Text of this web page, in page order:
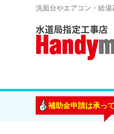
洗面台やエアコン・給
補助金申請は承っ